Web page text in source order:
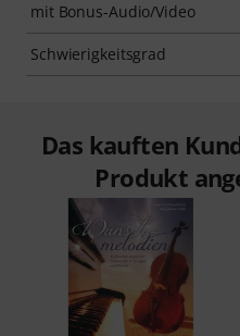
mit Bonus-Audio/Video
Schwierigkeitsgrad
Das kauften
Produkt